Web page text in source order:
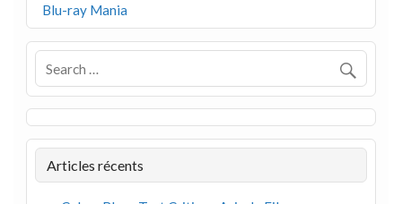
Blu-ray Mania
Articles récents